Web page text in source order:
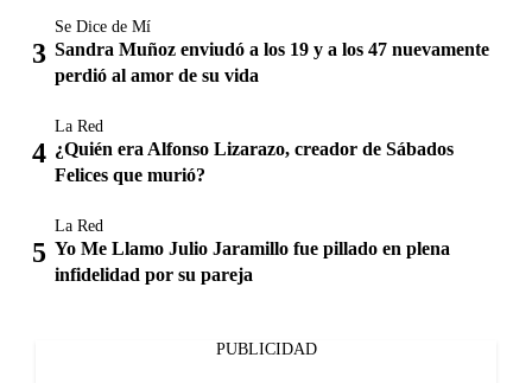
Se Dice de Mí
Sandra Muñoz enviudó a los 19 y a los 47 nuevamente
perdió al amor de su vida
La Red
¿Quién era Alfonso Lizarazo, creador de Sábados
Felices que murió?
La Red
Yo Me Llamo Julio Jaramillo fue pillado en plena
infidelidad por su pareja
PUBLICIDAD